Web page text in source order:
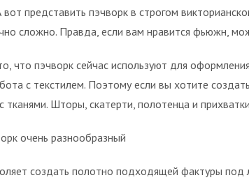
представить пэчворк в строгом
сложно. Правда, если вам нравится фьюжн,
что пэчворк сейчас используют для
с текстилем. Поэтому если вы хотите
тканями. Шторы, скатерти, полотенца и
очень разнообразный
создать полотно подходящей фактуры под